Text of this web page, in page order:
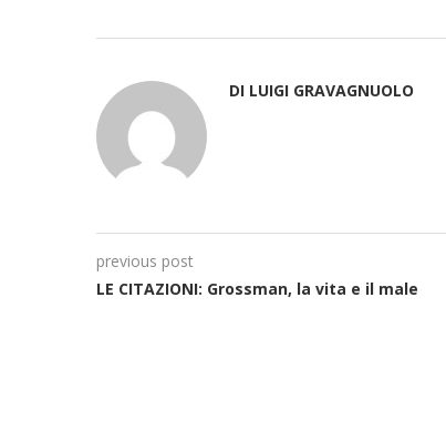
DI LUIGI GRAVAGNUOLO
previous post
LE CITAZIONI: Grossman, la vita e il male